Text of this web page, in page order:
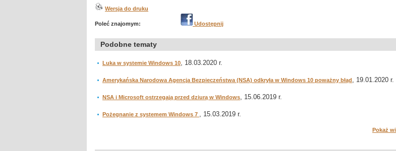
Wersja do druku
Poleć znajomym: Udostępnij
Podobne tematy
Luka w systemie Windows 10, 18.03.2020 r.
Amerykańska Narodowa Agencja Bezpieczeństwa (NSA) odkryła w Windows 10 poważny błąd, 19.01.2020 r.
NSA i Microsoft ostrzegają przed dziurą w Windows, 15.06.2019 r.
Pożegnanie z systemem Windows 7 , 15.03.2019 r.
Pokaż